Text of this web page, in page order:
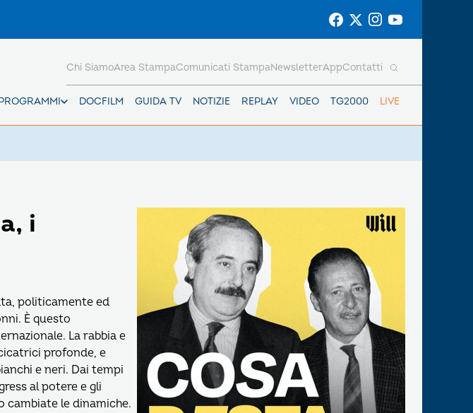
DOCFILM GUIDA TV NOTIZIE REPLAY VIDEO TG2000 LIVE
Chi SiamoArea StampaComunicati StampaNewsletterAppContatti
i
politicamente ed
È questo
La rabbia e
profonde, e
e neri. Dai tempi
al potere e gli
le dinamiche.